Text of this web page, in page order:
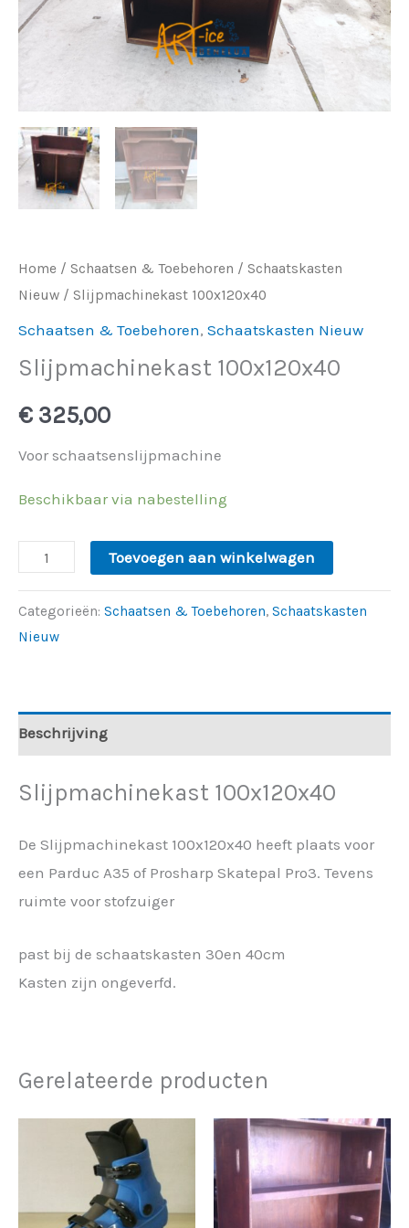
Home / Schaatsen & Toebehoren / Schaatskasten
Nieuw / Slijpmachinekast 100x120x40
Schaatsen & Toebehoren, Schaatskasten Nieuw
Slijpmachinekast 100x120x40
€ 325,00
Voor schaatsenslijpmachine
Beschikbaar via nabestelling
Toevoegen aan winkelwagen
Categorieën: Schaatsen & Toebehoren, Schaatskasten
Nieuw
Beschrijving
Slijpmachinekast 100x120x40
De Slijpmachinekast 100x120x40 heeft plaats voor
een Parduc A35 of Prosharp Skatepal Pro3. Tevens
ruimte voor stofzuiger
past bij de schaatskasten 30en 40cm
Kasten zijn ongeverfd.
Gerelateerde producten
Prijsklasse:
€ 40,00
tot
€ 187,50
product
meerdere